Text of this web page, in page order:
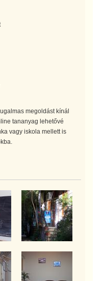
megoldást kínál
tananyag lehetővé
vagy iskola mellett is